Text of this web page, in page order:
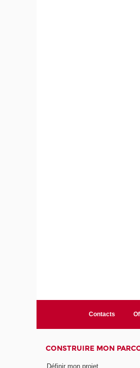
Contacts
CONSTRUIRE MON
Définir mon projet